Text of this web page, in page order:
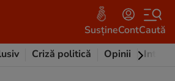
SusțineContCaută
Criză politică Opinii